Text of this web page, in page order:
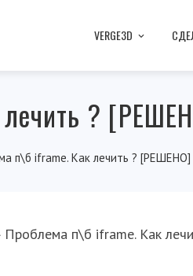
VERGE3D
?
п\б iframe. Как лечить ? [РЕШЕНО]
Проблема п\б iframe. Как